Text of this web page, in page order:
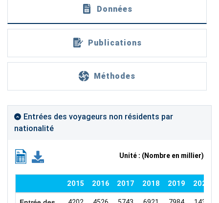
Données
Publications
Méthodes
Entrées des voyageurs non résidents par
nationalité
Unité : (Nombre en millier)
2015 2016 2017 2018 2019 2020